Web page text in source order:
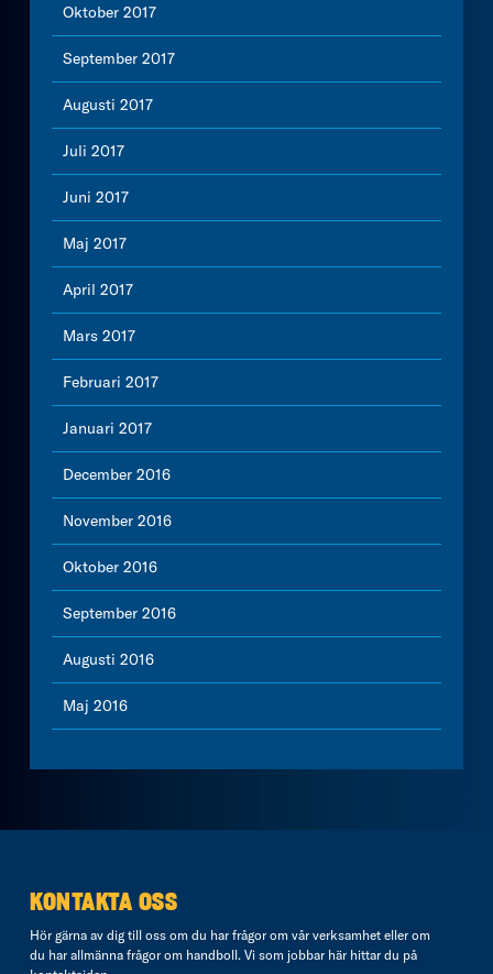
Oktober 2017
September 2017
Augusti 2017
Juli 2017
Juni 2017
Maj 2017
April 2017
Mars 2017
Februari 2017
Januari 2017
December 2016
November 2016
Oktober 2016
September 2016
Augusti 2016
Maj 2016
KONTAKTA OSS
Hör gärna av dig till oss om du har frågor om vår verksamhet eller om
du har allmänna frågor om handboll. Vi som jobbar här hittar du på